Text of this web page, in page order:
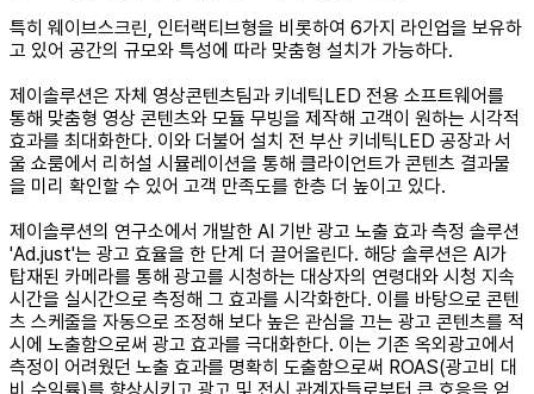
특히 웨이브스크린, 인터랙티브형을 비롯하여 6가지 라인업을 보유하
고 있어 공간의 규모와 특성에 따라 맞춤형 설치가 가능하다.
제이솔루션은 자체 영상콘텐츠팀과 키네틱LED 전용 소프트웨어를
통해 맞춤형 영상 콘텐츠와 모듈 무빙을 제작해 고객이 원하는 시각적
효과를 최대화한다. 이와 더불어 설치 전 부산 키네틱LED 공장과 서
울 쇼룸에서 리허설 시뮬레이션을 통해 클라이언트가 콘텐츠 결과물
을 미리 확인할 수 있어 고객 만족도를 한층 더 높이고 있다.
제이솔루션의 연구소에서 개발한 AI 기반 광고 노출 효과 측정 솔루션
'Ad.just'는 광고 효율을 한 단계 더 끌어올린다. 해당 솔루션은 AI가
탑재된 카메라를 통해 광고를 시청하는 대상자의 연령대와 시청 지속
시간을 실시간으로 측정해 그 효과를 시각화한다. 이를 바탕으로 콘텐
츠 스케줄을 자동으로 조정해 보다 높은 관심을 끄는 광고 콘텐츠를 적
시에 노출함으로써 광고 효과를 극대화한다. 이는 기존 옥외광고에서
측정이 어려웠던 노출 효과를 명확히 도출함으로써 ROAS(광고비 대